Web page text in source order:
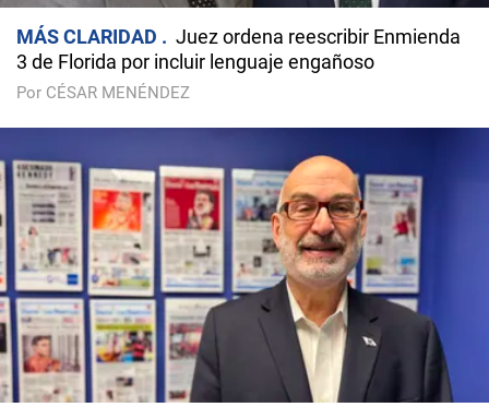
MÁS CLARIDAD
Juez ordena reescribir Enmienda
3 de Florida por incluir lenguaje engañoso
Por CÉSAR MENÉNDEZ